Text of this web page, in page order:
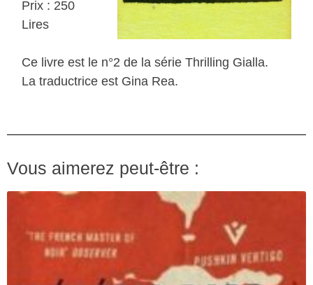
Prix : 250
Lires
Ce livre est le n°2 de la série Thrilling Gialla.
La traductrice est Gina Rea.
Vous aimerez peut-être :